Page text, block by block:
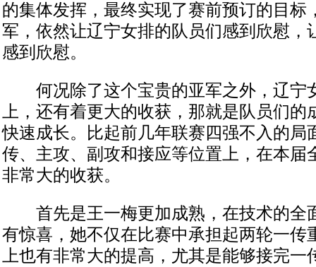
的集体发挥，最终实现了赛前预订的目标
军，依然让辽宁女排的队员们感到欣慰，
感到欣慰。
何况除了这个宝贵的亚军之外，辽宁
上，还有着更大的收获，那就是队员们的
快速成长。比起前几年联赛四强不入的局
传、主攻、副攻和接应等位置上，在本届
非常大的收获。
首先是王一梅更加成熟，在技术的全
有惊喜，她不仅在比赛中承担起两轮一传
上也有非常大的提高，尤其是能够接完一